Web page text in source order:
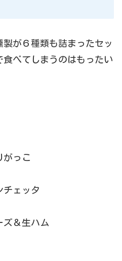
が６種類も詰まったセッ
食べてしまうのはもったい
がっこ
チェッタ
ズ＆生ハム